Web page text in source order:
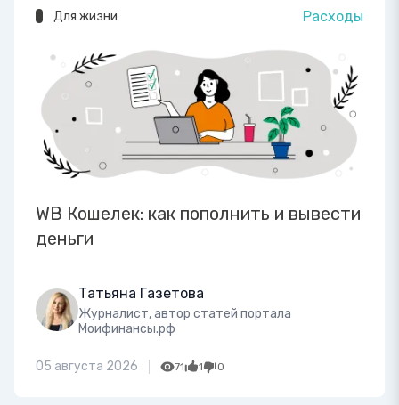
Для жизни Расходы
WB Кошелек: как пополнить и вывести
деньги
Татьяна Газетова
Журналист, автор статей портала
Моифинансы.рф
05 августа 2026 71 1 0